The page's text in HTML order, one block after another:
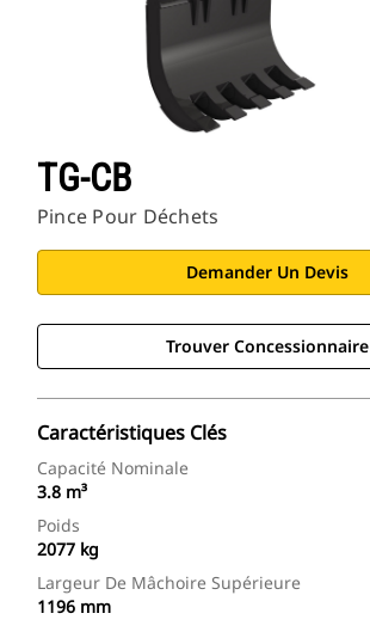
TG-CB
Pince Pour Déchets
Demander Un Devis
Trouver Concessionnaire
Caractéristiques Clés
Capacité Nominale
3.8 m³
Poids
2077 kg
Largeur De Mâchoire Supérieure
1196 mm